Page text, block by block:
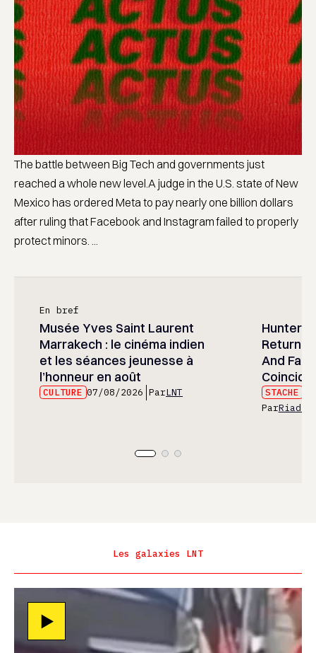
The battle between Big Tech and governments just
reached a whole new level.A judge in the U.S. state of New
Mexico has ordered Meta to pay nearly one billion dollars
after ruling that Facebook and Instagram failed to properly
protect minors. ...
En bref
Musée Yves Saint Laurent
Marrakech : le cinéma indien
et les séances jeunesse à
l’honneur en août
CULTURE 07/08/2026 ParLNT
Hunter
And
STACHE
ParRiad
Les galaxies LNT